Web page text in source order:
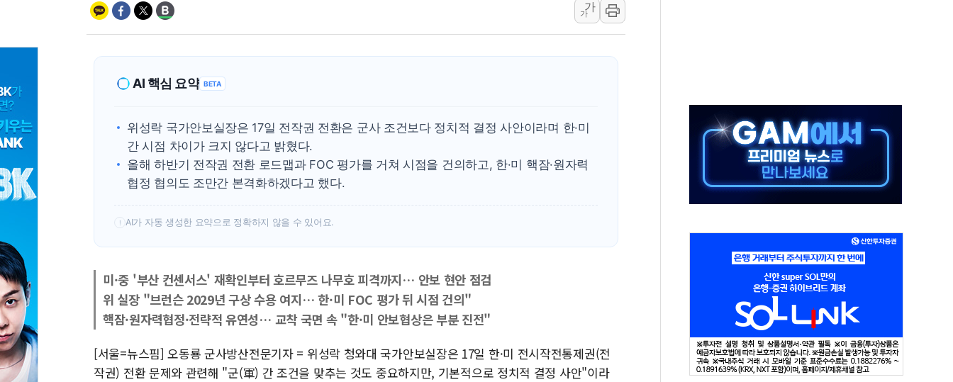
우크라 드론 전술, 중남미 콜롬비아에 새 안보 위기… 반군·마약카르텔이 습득해 전투 활용
동해해경, 독도 해상서 부유물 감긴 어선 구조
주한미군 "오산기지 누출, 백린 아닌 무해한 표면 부식 물질"
가
가
AI 핵심 요약 BETA
위성락 국가안보실장은 17일 전작권 전환은 군사 조건보다 정치적 결정 사안이라며 한·미
간 시점 차이가 크지 않다고 밝혔다.
올해 하반기 전작권 전환 로드맵과 FOC 평가를 거쳐 시점을 건의하고, 한·미 핵잠·원자력
협정 협의도 조만간 본격화하겠다고 했다.
! AI가 자동 생성한 요약으로 정확하지 않을 수 있어요.
미·중 '부산 컨센서스' 재확인부터 호르무즈 나무호 피격까지… 안보 현안 점검
위 실장 "브런슨 2029년 구상 수용 여지… 한·미 FOC 평가 뒤 시점 건의"
핵잠·원자력협정·전략적 유연성… 교착 국면 속 "한·미 안보협상은 부분 진전"
[서울=뉴스핌] 오동룡 군사방산전문기자 = 위성락 청와대 국가안보실장은 17일 한·미 전시작전통제권(전
작권) 전환 문제와 관련해 "군(軍) 간 조건을 맞추는 것도 중요하지만, 기본적으로 정치적 결정 사안"이라